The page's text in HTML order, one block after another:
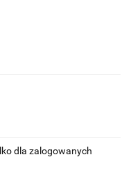
dla zalogowanych